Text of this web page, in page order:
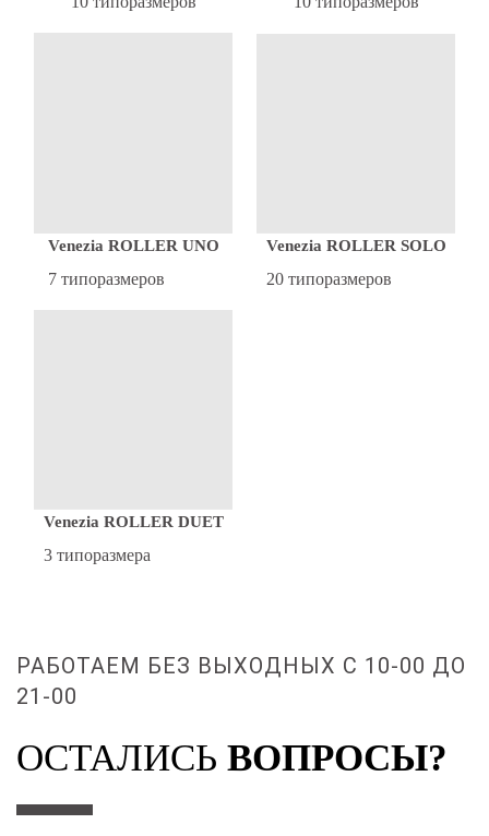
Venezia ROLLER UNO
7 типоразмеров
Venezia ROLLER SOLO
20 типоразмеров
Venezia ROLLER DUET
3 типоразмера
РАБОТАЕМ БЕЗ ВЫХОДНЫХ С 10-00 ДО
21-00
ОСТАЛИСЬ ВОПРОСЫ?